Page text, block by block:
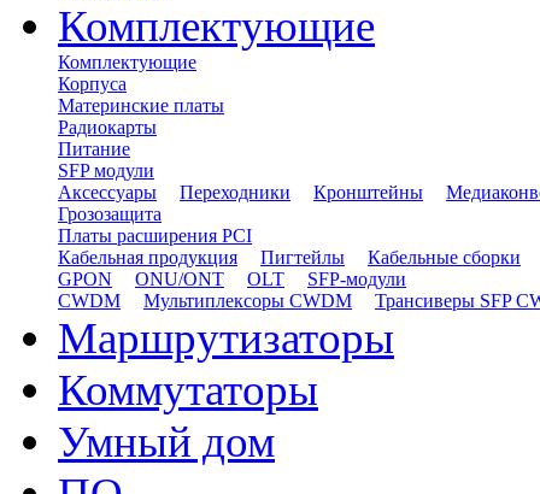
Комплектующие
Комплектующие
Корпуса
Материнские платы
Радиокарты
Питание
SFP модули
Аксессуары
Переходники Кронштейны
Грозозащита
Платы расширения PCI
Кабельная продукция
Пигтейлы
Кабельные сборки
GPON
ONU/ONT OLT
SFP-модули
CWDM
Мультиплексоры CWDM Трансиверы SFP
Маршрутизаторы
Коммутаторы
Умный дом